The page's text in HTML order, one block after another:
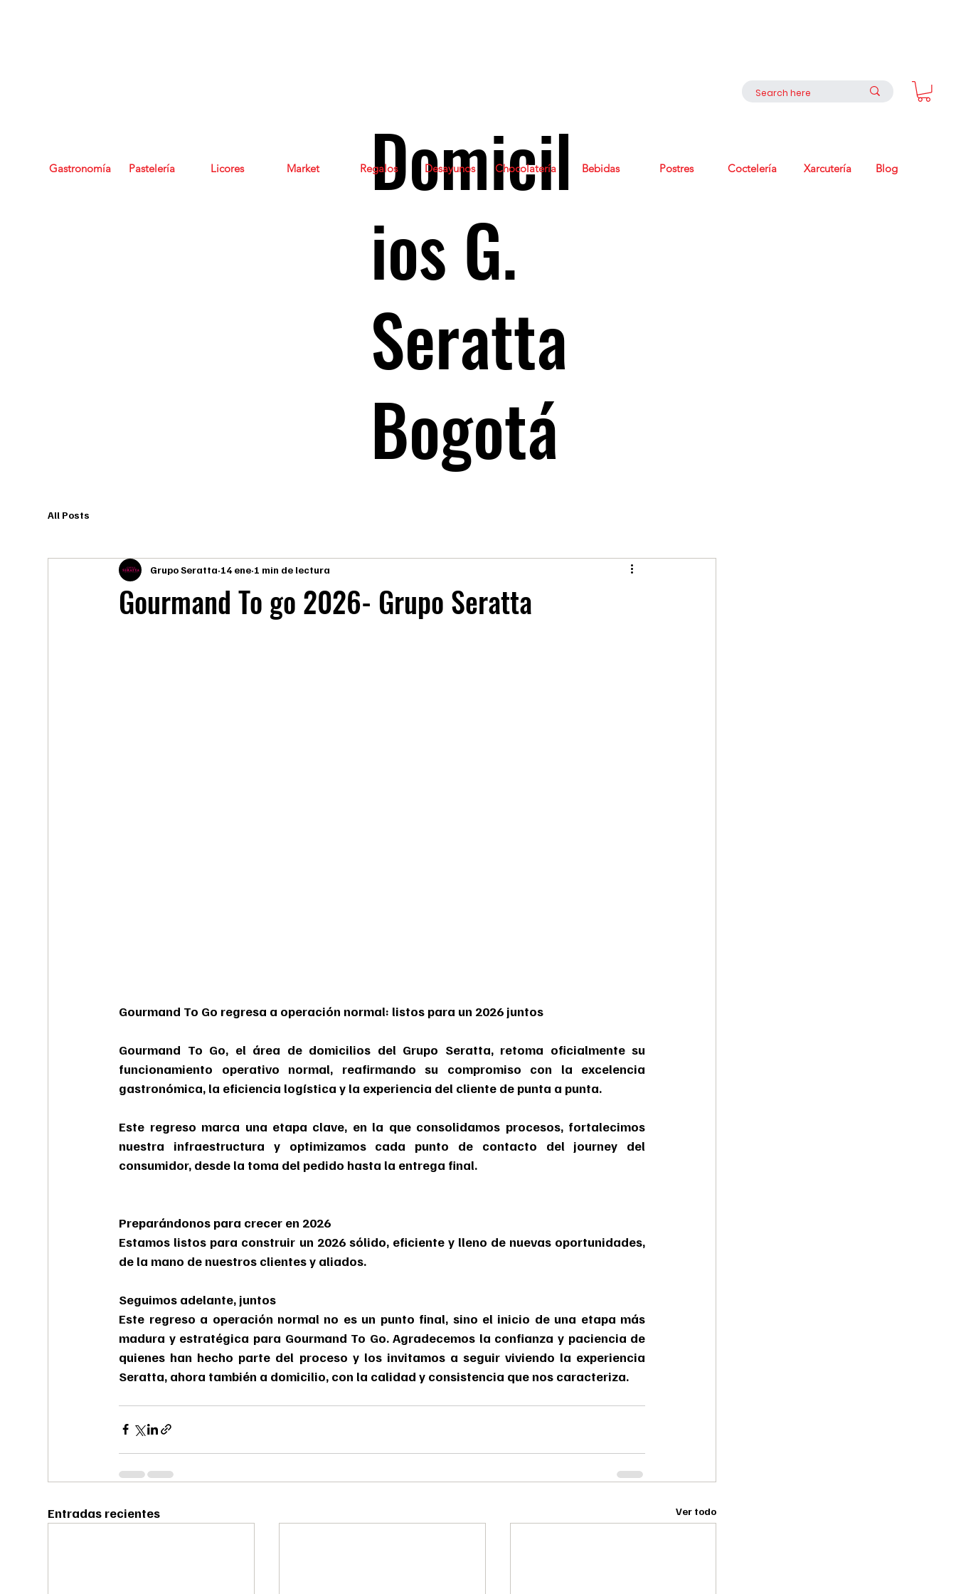
Domicil
ios G.
Seratta
Bogotá
Gastronomía Pastelería Licores Market Regalos Desayunos Chocolatería Bebidas Postres Coctelería Xarcutería Blog
All Posts
Gourmand To go 2026- Grupo Seratta
Grupo Seratta 14 ene 1 min de lectura
Gourmand To Go regresa a operación normal: listos para un 2026 juntos
Gourmand To Go, el área de domicilios del Grupo Seratta, retoma oficialmente su
funcionamiento operativo normal, reafirmando su compromiso con la excelencia
gastronómica, la eficiencia logística y la experiencia del cliente de punta a punta.
Este regreso marca una etapa clave, en la que consolidamos procesos, fortalecimos
nuestra infraestructura y optimizamos cada punto de contacto del journey del
consumidor, desde la toma del pedido hasta la entrega final.
Preparándonos para crecer en 2026
Estamos listos para construir un 2026 sólido, eficiente y lleno de nuevas oportunidades,
de la mano de nuestros clientes y aliados.
Seguimos adelante, juntos
Este regreso a operación normal no es un punto final, sino el inicio de una etapa más
madura y estratégica para Gourmand To Go. Agradecemos la confianza y paciencia de
quienes han hecho parte del proceso y los invitamos a seguir viviendo la experiencia
Seratta, ahora también a domicilio, con la calidad y consistencia que nos caracteriza.
Entradas recientes Ver todo